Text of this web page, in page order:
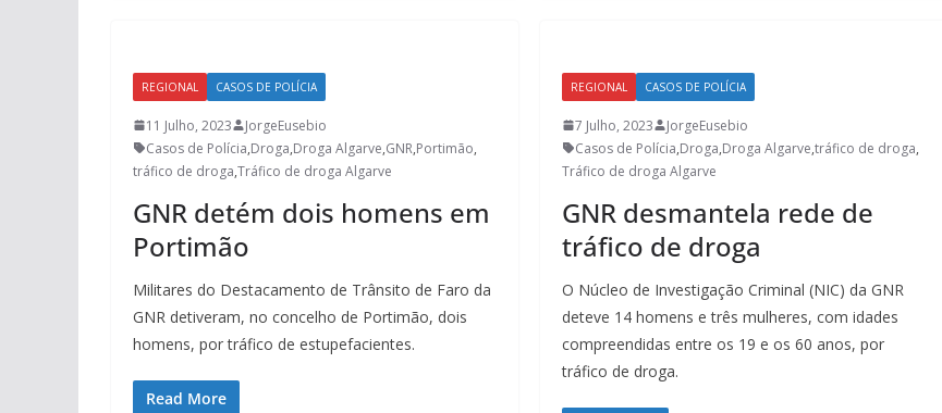
REGIONAL CASOS DE POLÍCIA
11 Julho, 2023
JorgeEusebio
Casos de Polícia,Droga,Droga Algarve,GNR,Portimão,
tráfico de droga,Tráfico de droga Algarve
GNR detém dois homens em
Portimão
Militares do Destacamento de Trânsito de Faro da
GNR detiveram, no concelho de Portimão, dois
homens, por tráfico de estupefacientes.
Read More
REGIONAL CASOS DE POLÍCIA
7 Julho, 2023
JorgeEusebio
Casos de Polícia,Droga,Droga Algarve,tráfico de droga,
Tráfico de droga Algarve
GNR desmantela rede de
tráfico de droga
O Núcleo de Investigação Criminal (NIC) da GNR
deteve 14 homens e três mulheres, com idades
compreendidas entre os 19 e os 60 anos, por
tráfico de droga.